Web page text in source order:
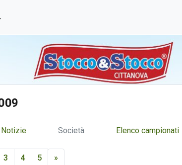
Notizie Società Elenco campionati
3 4 5 »